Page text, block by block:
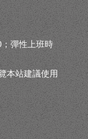
彈性上班時
本站建議使用